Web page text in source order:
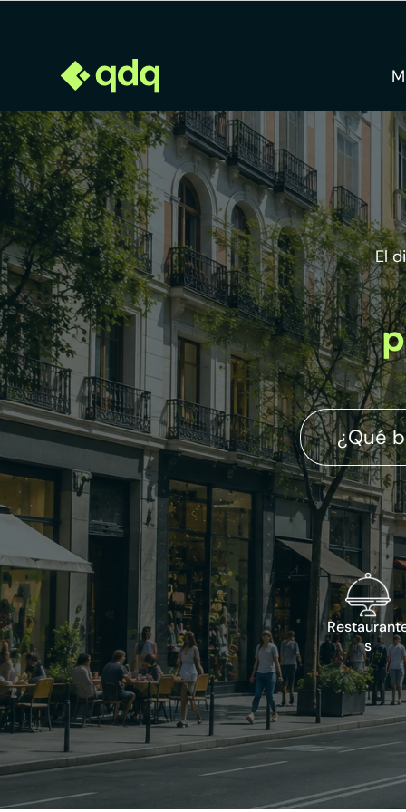
El
s